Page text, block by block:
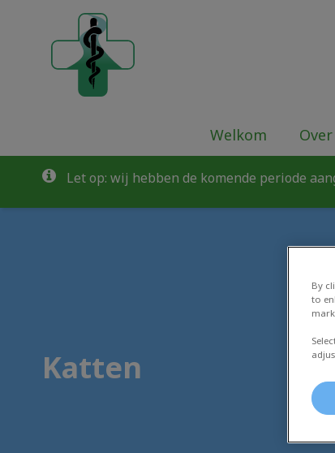
Welkom
Let op: wij hebben de komende periode
Katten
By
to